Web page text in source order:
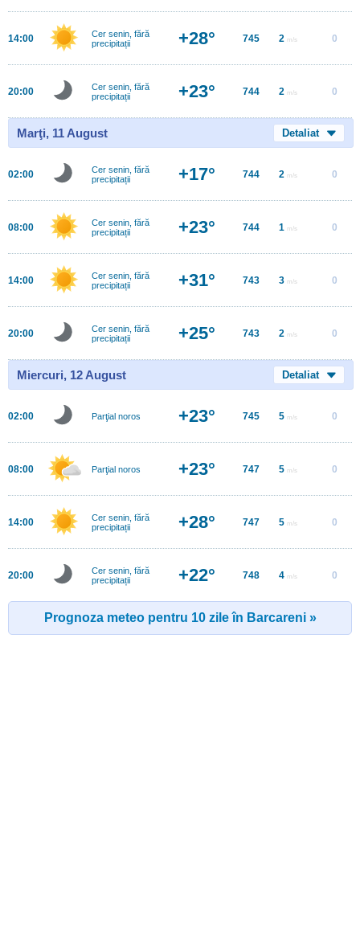
14:00
Cer senin, fără
precipitații
+28° 745 2 m/s 0
20:00
Cer senin, fără
precipitații
+23° 744 2 m/s 0
Marţi, 11 August Detaliat
02:00
Cer senin, fără
precipitații
+17° 744 2 m/s 0
08:00
Cer senin, fără
precipitații
+23° 744 1 m/s 0
14:00
Cer senin, fără
precipitații
+31° 743 3 m/s 0
20:00
Cer senin, fără
precipitații
+25° 743 2 m/s 0
Miercuri, 12 August Detaliat
02:00 Parţial noros +23° 745 5 m/s 0
08:00 Parţial noros +23° 747 5 m/s 0
14:00
Cer senin, fără
precipitații
+28° 747 5 m/s 0
20:00
Cer senin, fără
precipitații
+22° 748 4 m/s 0
Prognoza meteo pentru 10 zile în Barcareni »